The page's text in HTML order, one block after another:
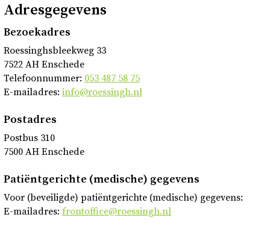
Adresgegevens
Bezoekadres
Roessinghsbleekweg 33
7522 AH Enschede
Telefoonnummer: 053 487 58 75
E-mailadres: info@roessingh.nl
Postadres
Postbus 310
7500 AH Enschede
Patiëntgerichte (medische) gegevens
Voor (beveiligde) patiëntgerichte (medische) gegevens:
E-mailadres: frontoffice@roessingh.nl